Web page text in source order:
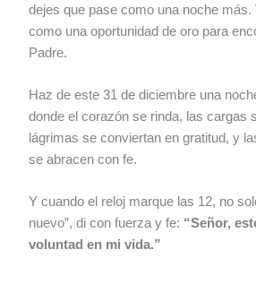
dejes que pase como una noche
como una oportunidad de oro para
Padre.
Haz de este 31 de diciembre una
donde el corazón se rinda, las cargas
lágrimas se conviertan en gratitud, y
se abracen con fe.
Y cuando el reloj marque las 12, no
nuevo”, di con fuerza y fe: “Señor,
voluntad en mi vida.”